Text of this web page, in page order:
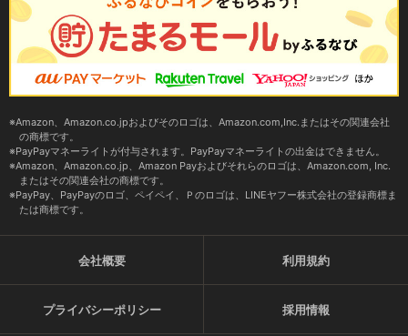
Amazon、Amazon.co.jpおよびそのロゴは、Amazon.com,Inc.またはその関連会社
の商標です。
PayPayマネーライトが付与されます。PayPayマネーライトの出金はできません。
Amazon、Amazon.co.jp、Amazon Payおよびそれらのロゴは、Amazon.com, Inc.
またはその関連会社の商標です。
PayPay、PayPayのロゴ、ペイペイ、Ｐのロゴは、LINEヤフー株式会社の登録商標ま
たは商標です。
会社概要 利用規約
プライバシーポリシー 採用情報